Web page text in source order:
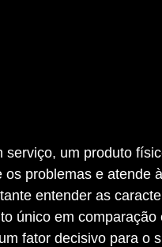
problemas e atende
entender as
único em comparação
fator decisivo para o